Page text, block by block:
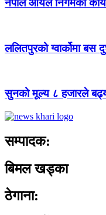
नेपाल आयल निगमको
ललितपुरको ग्वार्कोमा बस
सुनको मूल्य ८ हजारले
सम्पादक:
बिमल खड्का
ठेगाना: